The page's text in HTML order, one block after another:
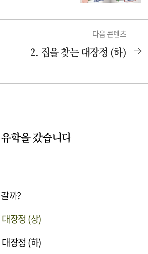
다음 콘텐츠
2. 집을 찾는 대장정 (하)
학을 갔습니다
까?
장정 (상)
장정 (하)